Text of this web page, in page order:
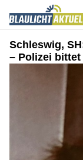
Schleswig,
– Polizei